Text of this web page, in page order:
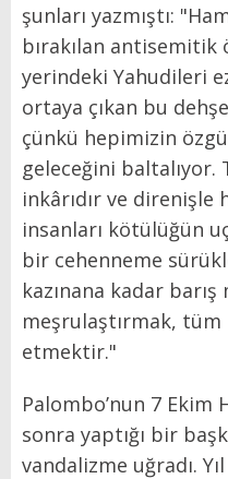
şunları yazmıştı:
bırakılan antisemitik
yerindeki Yahudileri
ortaya çıkan bu
çünkü hepimizin
geleceğini baltalıyor.
inkârıdır ve
insanları kötülüğün
bir cehenneme
kazınana kadar
meşrulaştırmak, tüm
etmektir."
Palombo’nun 7 Ekim
sonra yaptığı bir
vandalizme uğradı.